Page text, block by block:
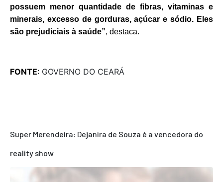
possuem menor quantidade de fibras, vitaminas e
minerais, excesso de gorduras, açúcar e sódio. Eles
são prejudiciais à saúde”, destaca.
FONTE: GOVERNO DO CEARÁ
Super Merendeira: Dejanira de Souza é a vencedora do
reality show